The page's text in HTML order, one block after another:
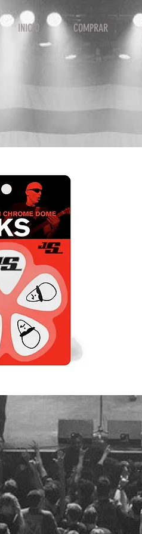
INICIO COMPRAR